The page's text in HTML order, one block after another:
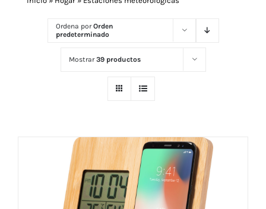
Navidad 🎄 Invierno
WooCommerce Cart
Ordena porOrden
predeterminado
Mostrar39 productos